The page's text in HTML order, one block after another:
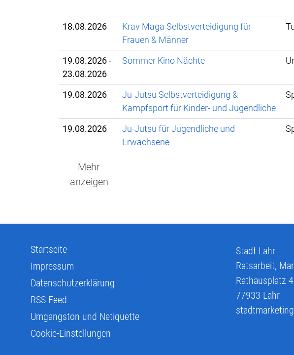
18.08.2026
Krav Maga Selbstverteidigung für
Frauen & Männer
19.08.2026 -
23.08.2026
Sommer Kino Nächte
19.08.2026
Ju-Jutsu Selbstverteidigung &
Kampfsport für Kinder- und Jugendliche
19.08.2026
Ju-Jutsu für Jugendliche und
Erwachsene
Mehr
anzeigen
Startseite
Impressum
Datenschutzerklärung
RSS Feed
Umgangston und Netiquette
Cookie-Einstellungen
Stadt Lahr
Ratsarbeit,
Rathausplatz 4
77933 Lahr